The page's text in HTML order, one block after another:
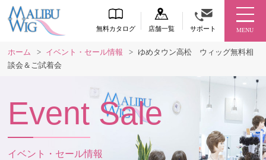
無料カタログ 店舗一覧 サポート MENU
ホーム > イベント・セール情報 > ゆめタウン高松 ウィッグ無料相
談会＆ご試着会
Event Sale
イベント・セール情報